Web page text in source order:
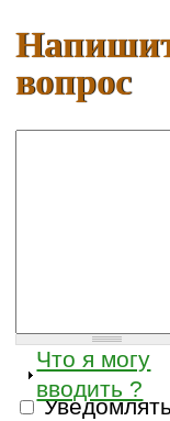
вопрос
Что я могу
вводить ?
Уведомлять